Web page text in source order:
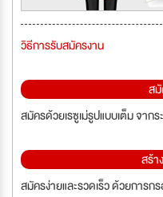
วิธีการรับสมัครงาน
ส
สมัครด้วยเรซูเม่รูปแบบเต็ม จาก
สร้า
สมัครง่ายและรวดเร็ว ด้วยการ